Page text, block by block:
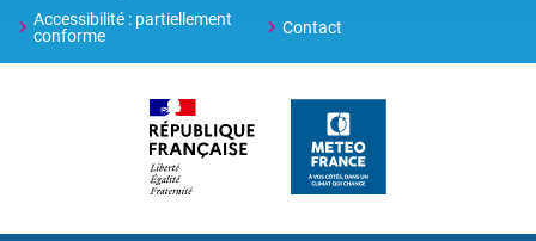
Accessibilité : partiellement
conforme
Contact